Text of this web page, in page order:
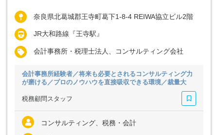
奈良県北葛城郡王寺町葛下1-8-4 REIWA協立ビル2階
JR大和路線『王寺駅』
会計事務所・税理士法人、コンサルティング会社
会計事務所経験者／将来も必要とされるコンサルティング力
が磨ける／プロのノウハウを直接吸収できる環境／裁量大
税務顧問スタッフ
コンサルティング、税務・会計